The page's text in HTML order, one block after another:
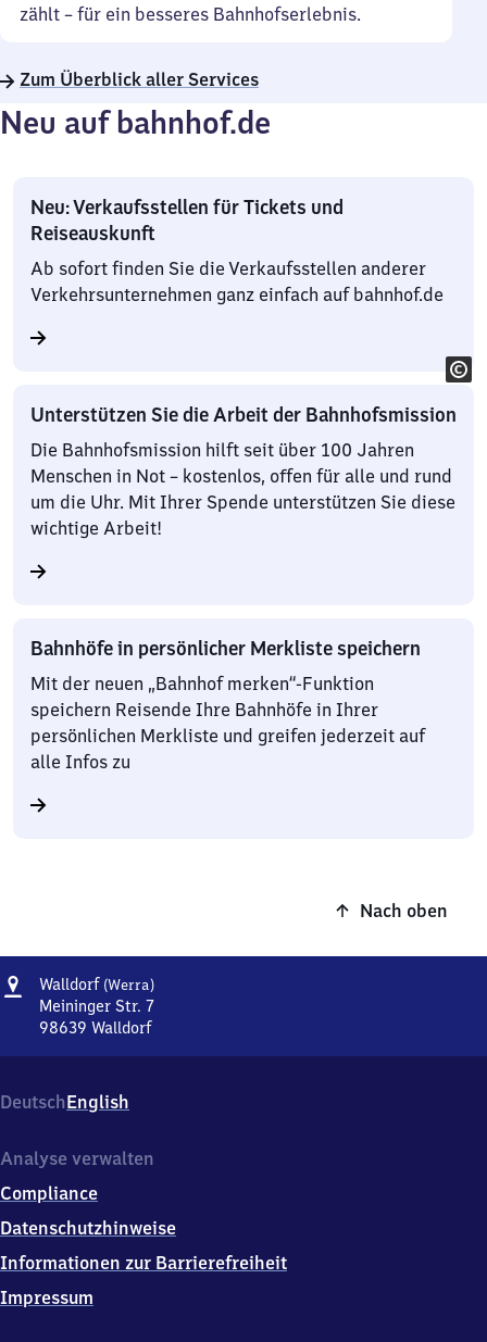
zählt – für ein besseres Bahnhofserlebnis.
Zum Überblick aller Services
Neu auf bahnhof.de
Neu: Verkaufsstellen für Tickets und
Reiseauskunft
Ab sofort finden Sie die Verkaufsstellen anderer
Verkehrsunternehmen ganz einfach auf bahnhof.de
Unterstützen Sie die Arbeit der Bahnhofsmission
Die Bahnhofsmission hilft seit über 100 Jahren
Menschen in Not – kostenlos, offen für alle und rund
um die Uhr. Mit Ihrer Spende unterstützen Sie diese
wichtige Arbeit!
Bahnhöfe in persönlicher Merkliste speichern
Mit der neuen „Bahnhof merken“-Funktion
speichern Reisende Ihre Bahnhöfe in Ihrer
persönlichen Merkliste und greifen jederzeit auf
alle Infos zu
Nach oben
Adresse
Walldorf (Werra)Walldorf
(Werra)
Meininger Str. 7
98639 Walldorf
Meininger
Str.
9
6
3
Walldorf
DeutschEnglish
Analyse verwalten
Compliance
Datenschutzhinweise
Informationen zur Barrierefreiheit
Impressum